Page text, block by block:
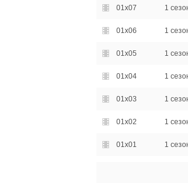
01x07 1
01x06 1
01x05 1
01x04 1
01x03 1
01x02 1
01x01 1